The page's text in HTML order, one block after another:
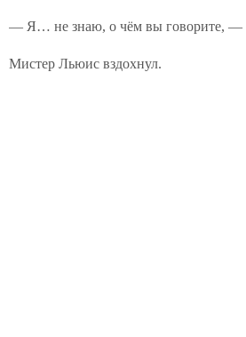
— Я… не знаю, о чём вы говорите, —
Мистер Льюис вздохнул.